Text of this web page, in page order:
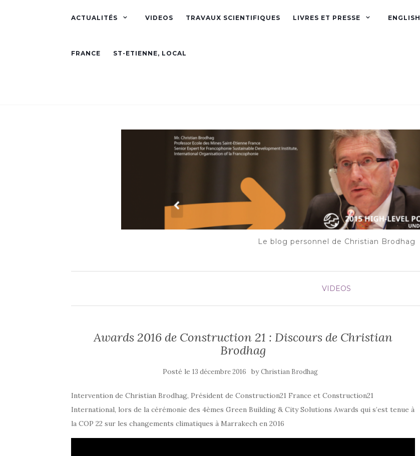
ACTUALITÉS VIDEOS TRAVAUX SCIENTIFIQUES LIVRES ET PRESSE ENGLISH
FRANCE ST-ETIENNE, LOCAL
Le blog personnel de Christian Brodhag
VIDEOS
Awards 2016 de Construction 21 : Discours de Christian
Brodhag
Posté le13 décembre 2016 byChristian Brodhag
Intervention de Christian Brodhag, Président de Construction21 France et Construction21
International, lors de la cérémonie des 4èmes Green Building & City Solutions Awards qui s’est tenue à
la COP 22 sur les changements climatiques à Marrakech en 2016